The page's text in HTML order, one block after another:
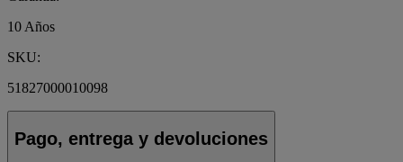
10 Años
SKU:
51827000010098
Pago, entrega y devoluciones